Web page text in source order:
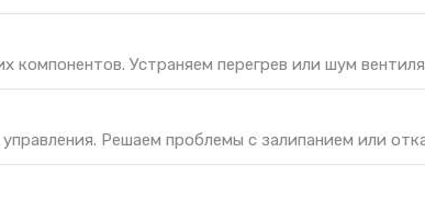
компонентов. Устраняем перегрев или шум
Решаем проблемы с залипанием или